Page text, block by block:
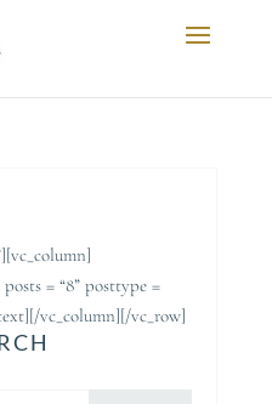
= “8” posttype =
vc_column][/vc_row]